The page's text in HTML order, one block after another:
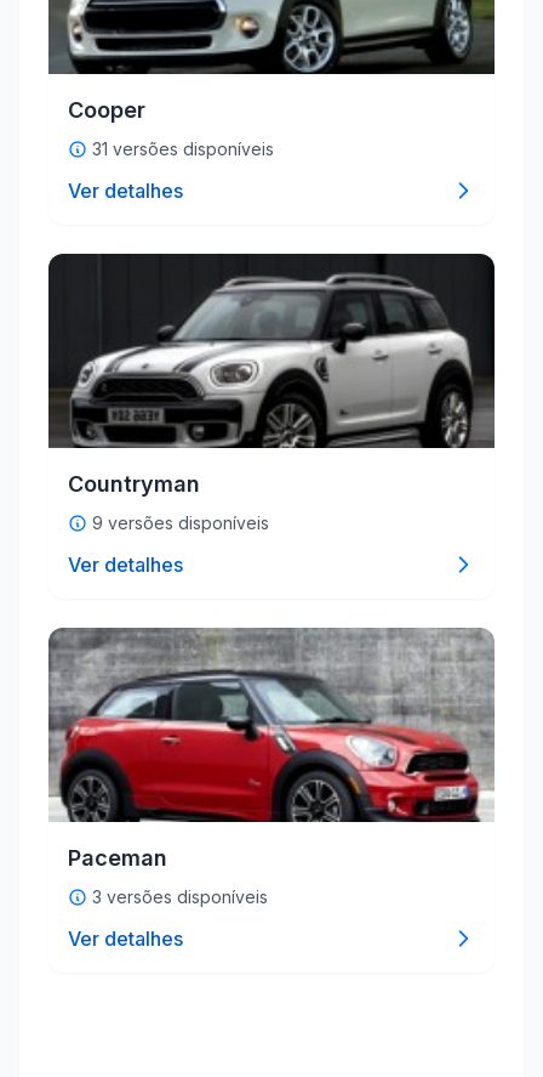
Cooper
31 versões disponíveis
Ver detalhes
Countryman
9 versões disponíveis
Ver detalhes
Paceman
3 versões disponíveis
Ver detalhes